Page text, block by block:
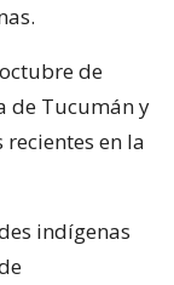
de
de Tucumán y
en la
indígenas